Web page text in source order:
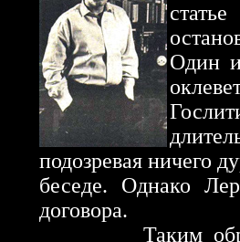
Один
подозревая ничего
беседе. Однако
договора.
Таким образом,